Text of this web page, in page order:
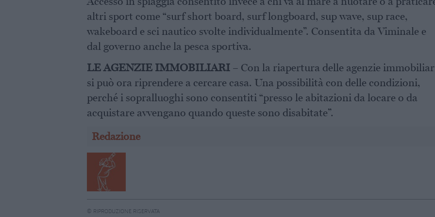
altri sport come “surf short board, surf longboard, sup wave, sup race,
wakeboard e sci nautico svolte individualmente”. Consentita da Viminale e
dal governo anche la pesca sportiva.
LE AGENZIE IMMOBILIARI – Con la riapertura delle agenzie
si può ora riprendere a cercare casa. Una possibilità con delle condizioni,
perché i sopralluoghi sono consentiti “presso le abitazioni da locare o da
acquistare avvengano quando queste sono disabitate”.
Redazione
© RIPRODUZIONE RISERVATA